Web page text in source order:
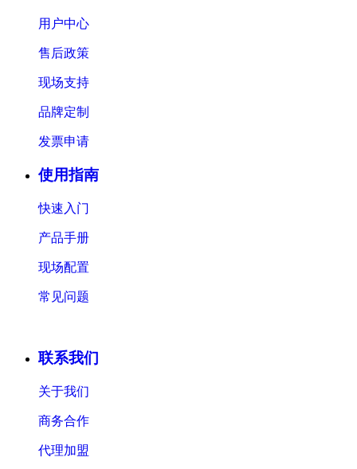
用户中心
售后政策
现场支持
品牌定制
发票申请
使用指南
快速入门
产品手册
现场配置
常见问题
联系我们
关于我们
商务合作
代理加盟